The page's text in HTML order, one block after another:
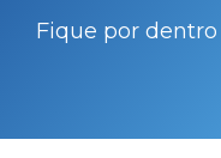
Fique por